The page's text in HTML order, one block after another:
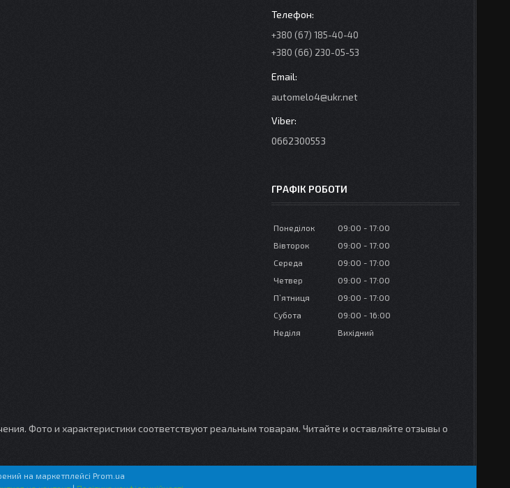
+380 (67) 185-40-40
+380 (66) 230-05-53
automelo4@ukr.net
0662300553
ГРАФІК РОБОТИ
Понеділок 09:00
17:00
Вівторок
09:00
17:00
Середа
09:00
17:00
Четвер
09:00
17:00
Пʼятниця
09:00
17:00
Субота
09:00
16:00
Неділя
Вихідний
Фото и характеристики соответствуют реальным товарам. Читайте и оставляйте отзывы о
на маркетплейсі Prom.ua